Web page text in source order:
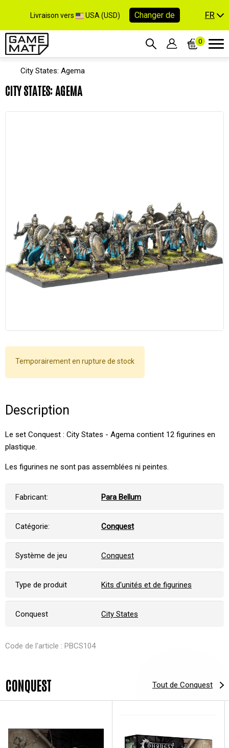
Livraison vers USA (USD) Changer de FR
0
City States: Agema
CITY STATES: AGEMA
Temporairement en rupture de stock
Description
Le set Conquest : City States - Agema contient 12 figurines en
plastique.
Les figurines ne sont pas assemblées ni peintes.
Fabricant: Para Bellum
Catégorie: Conquest
Système de jeu Conquest
Type de produit Kits d'unités et de figurines
Conquest City States
Code de l'article : PBCS104
CONQUEST Tout de Conquest